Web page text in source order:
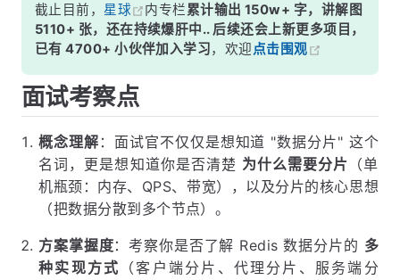
截止目前， 星球 内专栏累计输出 150w+ 字，讲解图
5110+ 张，还在持续爆肝中.. 后续还会上新更多项目，
已有 4700+ 小伙伴加入学习，欢迎点击围观
面试考察点
概念理解 ：面试官不仅仅是想知道 "数据分片" 这个
名词，更是想知道你是否清楚 为什么需要分片
（单
机瓶颈：内存、QPS、带宽），以及分片的核心思想
（把数据分散到多个节点）。
方案掌握度：考察你是否了解 Redis 数据分片的 多
种实现方式
（客户端分片、代理分片、服务端分